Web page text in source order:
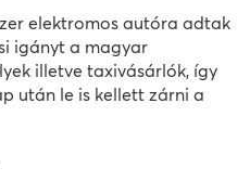
elektromos autóra adtak
igányt a magyar
illetve taxivásárlók, így
után le is kellett zárni a